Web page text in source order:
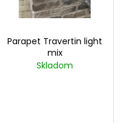
Parapet Travertin light
mix
Skladom